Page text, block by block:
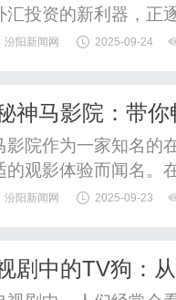
汇投资的新利器，正
APP的魅力所在。外
数据...
汾阳新闻网 2025-09-24
神马影院：带
影院作为一家知名的
的观影体验而闻名。
种类型的电影作品，
堂。神马影院拥有丰
汾阳新闻网 2025-09-23
剧中的TV狗：